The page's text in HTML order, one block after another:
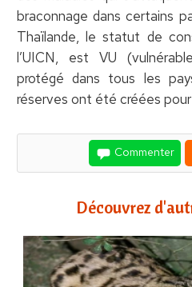
braconnage dans certains
Thaïlande, le statut de
l’UICN, est VU
protégé dans tous les
réserves ont été créées
Commenter
Découvrez